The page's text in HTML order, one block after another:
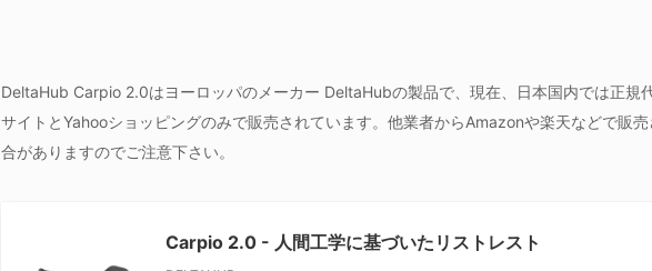
DeltaHub Carpio 2.0はヨーロッパのメーカー DeltaHubの製品で、現在、日本国内では正規
サイトとYahooショッピングのみで販売されています。他業者からAmazonや楽天などで販
合がありますのでご注意下さい。
Carpio 2.0 - 人間工学に基づいたリストレスト